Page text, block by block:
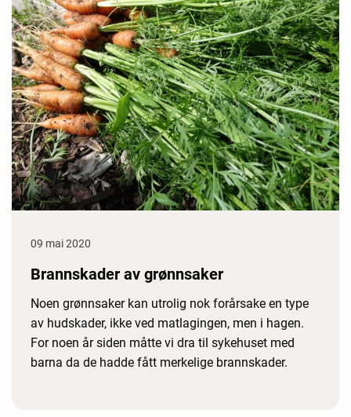
09 mai 2020
Brannskader av grønnsaker
Noen grønnsaker kan utrolig nok forårsake en type
av hudskader, ikke ved matlagingen, men i hagen.
For noen år siden måtte vi dra til sykehuset med
barna da de hadde fått merkelige brannskader.